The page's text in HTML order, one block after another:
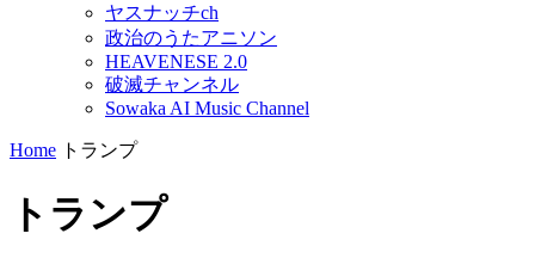
ヤスナッチch
政治のうたアニソン
HEAVENESE 2.0
破滅チャンネル
Sowaka AI Music Channel
Home トランプ
トランプ